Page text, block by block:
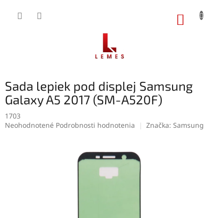
Sada lepiek pod displej Samsung
Galaxy A5 2017 (SM-A520F)
1703
Priemerné
Neohodnotené Podrobnosti hodnotenia Značka: Samsung